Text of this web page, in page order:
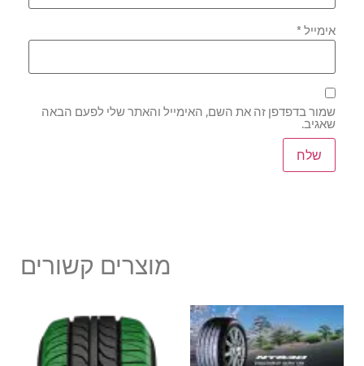
אימייל*
שמור בדפדפן זה את השם, האימייל והאתר שלי לפעם הבאה
שאגיב.
מוצרים קשורים